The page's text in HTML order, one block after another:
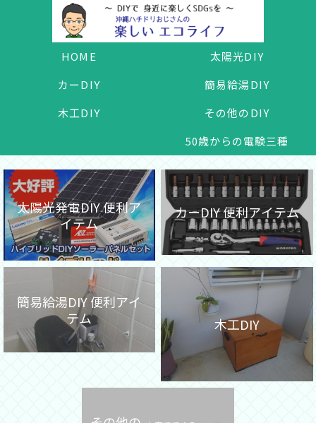
HOME
太陽光DIY
カーDIY
簡易給湯DIY
木工DIY
その他のDIY
50歳からの電験三種
太陽光発電DIY 便利ア
イテム
カーDIY 便利アイテム
簡易給湯DIY 便利アイ
テム
木工DIY